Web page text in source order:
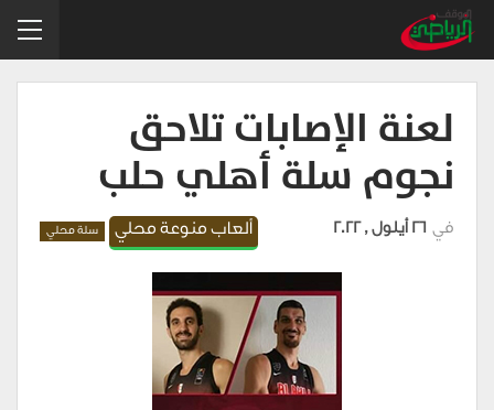
لعنة الإصابات تلاحق
نجوم سلة أهلي حلب
ألعاب منوعة محلي سلة محلي في 26 أيلول , 2022